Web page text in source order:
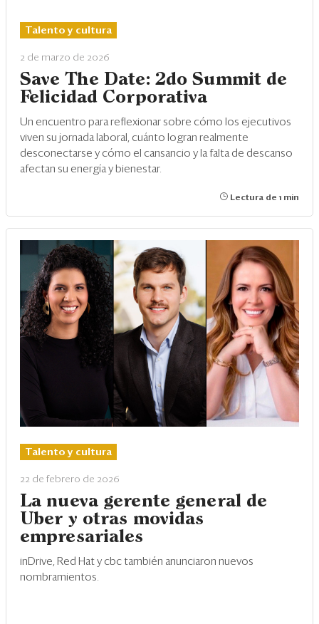
Talento y cultura
2 de marzo de 2026
Save The Date: 2do Summit de
Felicidad Corporativa
Un encuentro para reflexionar sobre cómo los ejecutivos
viven su jornada laboral, cuánto logran realmente
desconectarse y cómo el cansancio y la falta de descanso
afectan su energía y bienestar.
Lectura de 1 min
Talento y cultura
22 de febrero de 2026
La nueva gerente general de
Uber y otras movidas
empresariales
inDrive, Red Hat y cbc también anunciaron nuevos
nombramientos.